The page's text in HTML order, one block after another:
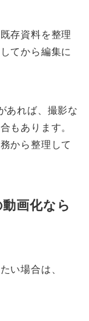
存資料を整理
てから編集に
あれば、撮影な
もあります。
から整理して
画化なら
い場合は、